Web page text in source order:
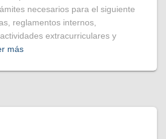
necesarios para el siguiente
reglamentos internos,
extracurriculares y
más